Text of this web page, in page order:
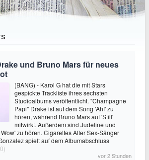
und Bruno Mars für neues
(BANG) - Karol G hat die mit Stars
gespickte Trackliste ihres sechsten
Studioalbums veröffentlicht. "Champagne
Papi" Drake ist auf dem Song 'Ahí' zu
hören, während Bruno Mars auf 'Still'
mitwirkt. Außerdem sind Judeline und
zu hören. Cigarettes After Sex-Sänger
spielt auf dem Albumabschluss
vor 2 Stunden